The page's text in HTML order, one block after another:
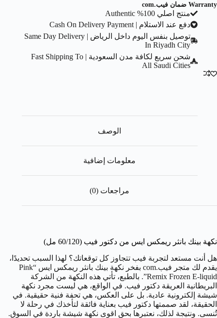
Warranty ضمان فيب.com
منتج اصلي 100% Authentic
دفع عند الاستلام | Cash On Delivery Payment
توصيل بنفس اليوم داخل الرياض | Same Day Delivery
In Riyadh City
شحن سريع لكافة مدن السعودية | Fast Shipping To
All Saudi Cities
الوصف
معلومات إضافية
مراجعات (0)
نكهة بينك بانثر ريمكس ايس من دكتور فيب (60/120 مل)
هل أنت مستعد لتجربة فيب تتجاوز كل توقعاتك؟ لهذا السبب تحديدًا،
يقدم لك متجر فيب.com بفخر نكهة بينك بانثر ريمكس ايس “Pink
Remix Frozen E-liquid”. بالطبع، تأتي هذه النكهة من الشركة
البريطانية العريقة دكتور فيب. في الواقع، هي ليست مجرد نكهة
شيشة إلكترونية عادية. بل على العكس، هي تحفة فنية حقيقية. في
الحقيقة، لقد صممتها دكتور فيب بعناية فائقة لتأخذك في رحلة لا
تُنسى. ونتيجة لذلك، نعتبرها بحق اقوى نكهة شيشة باردة في السوق.